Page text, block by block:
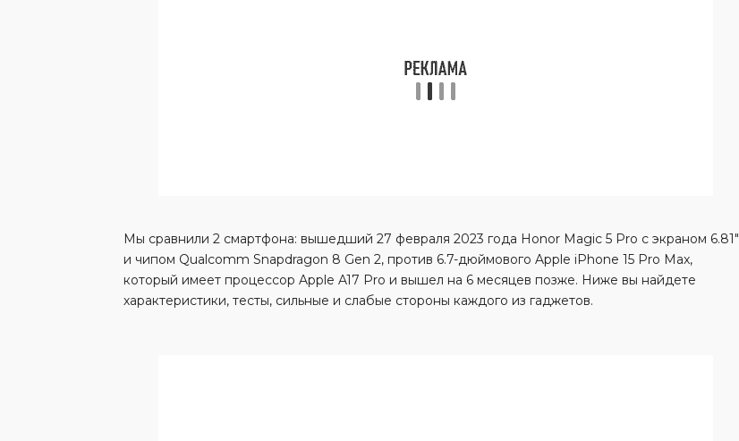
Мы сравнили 2 смартфона: вышедший 27 февраля 2023 года Honor Magic 5 Pro с экраном 6.81″
и чипом Qualcomm Snapdragon 8 Gen 2, против 6.7-дюймового Apple iPhone 15 Pro Max,
который имеет процессор Apple A17 Pro и вышел на 6 месяцев позже. Ниже вы найдете
характеристики, тесты, сильные и слабые стороны каждого из гаджетов.